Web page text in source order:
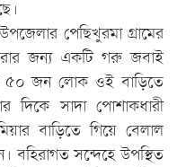
পেছিখুরমা গ্রামের
জন্য একটি গরু জবাই
৫০ জন লোক ওই বাড়িতে
দিকে সাদা পোশাকধারী
বাড়িতে গিয়ে বেলাল
বহিরাগত সন্দেহে উপস্থিত